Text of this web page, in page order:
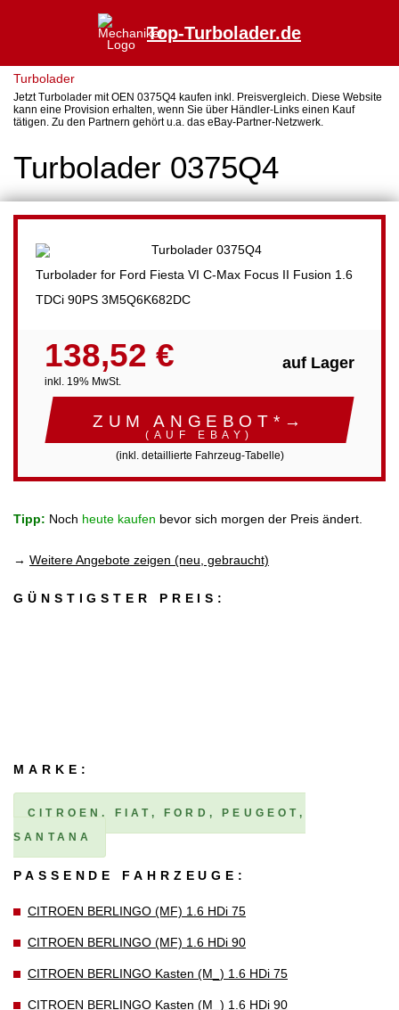
Top-Turbolader.de
Turbolader
Jetzt Turbolader mit OEN 0375Q4 kaufen inkl. Preisvergleich. Diese Website
kann eine Provision erhalten, wenn Sie über Händler-Links einen Kauf
tätigen. Zu den Partnern gehört u.a. das eBay-Partner-Netzwerk.
Turbolader 0375Q4
Turbolader for Ford Fiesta VI C-Max Focus II Fusion 1.6
TDCi 90PS 3M5Q6K682DC
138,52 €
inkl. 19% MwSt.
auf Lager
ZUM ANGEBOT*→
(AUF EBAY)
(inkl. detaillierte Fahrzeug-Tabelle)
Tipp: Noch heute kaufen bevor sich morgen der Preis ändert.
→ Weitere Angebote zeigen (neu, gebraucht)
GÜNSTIGSTER PREIS:
MARKE:
CITROEN, FIAT, FORD, PEUGEOT,
SANTANA
PASSENDE FAHRZEUGE:
CITROEN BERLINGO (MF) 1.6 HDi 75
CITROEN BERLINGO (MF) 1.6 HDi 90
CITROEN BERLINGO Kasten (M_) 1.6 HDi 75
CITROEN BERLINGO Kasten (M_) 1.6 HDi 90